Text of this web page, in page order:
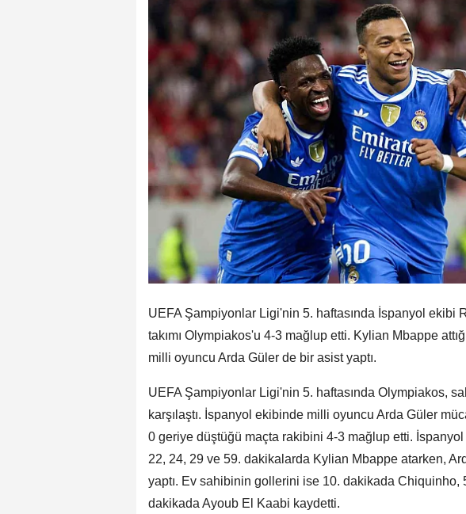
UEFA Şampiyonlar Ligi'nin 5. haftasında İspanyol ekibi
takımı Olympiakos'u 4-3 mağlup etti. Kylian Mbappe
milli oyuncu Arda Güler de bir asist yaptı.
UEFA Şampiyonlar Ligi'nin 5. haftasında Olympiakos,
karşılaştı. İspanyol ekibinde milli oyuncu Arda Güler
0 geriye düştüğü maçta rakibini 4-3 mağlup etti.
22, 24, 29 ve 59. dakikalarda Kylian Mbappe atarken,
yaptı. Ev sahibinin gollerini ise 10. dakikada Chiquinho,
dakikada Ayoub El Kaabi kaydetti.